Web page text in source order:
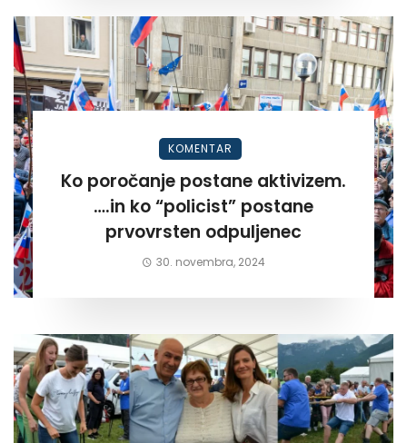
KOMENTAR
Ko poročanje postane aktivizem.
….in ko “policist” postane
prvovrsten odpuljenec
30. novembra, 2024